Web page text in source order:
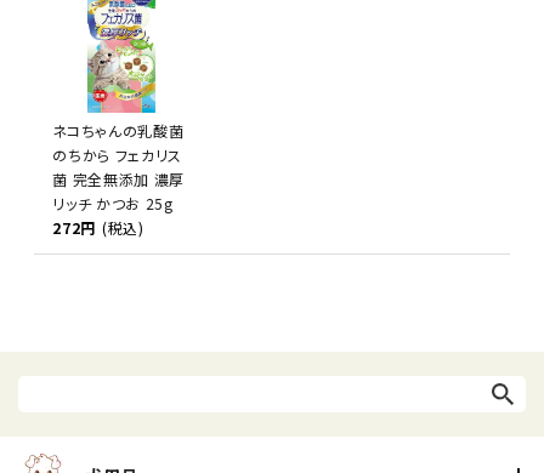
ネコちゃんの乳酸菌
のちから フェカリス
菌 完全無添加 濃厚
リッチ かつお 25g
272円 (税込)